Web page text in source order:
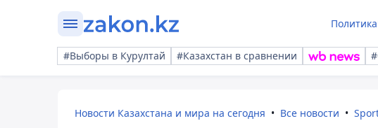
Политика
#Выборы в Курултай #Казахстан в сравнении
Новости Казахстана и мира на сегодня Все новости